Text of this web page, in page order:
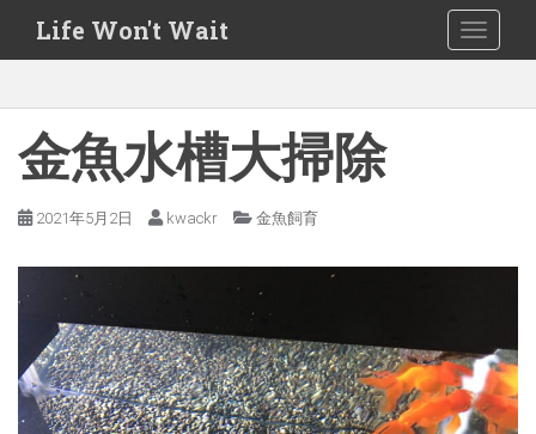
p
Life Won't Wait
金魚水槽大掃除
2021年5月2日 kwackr 金魚飼育